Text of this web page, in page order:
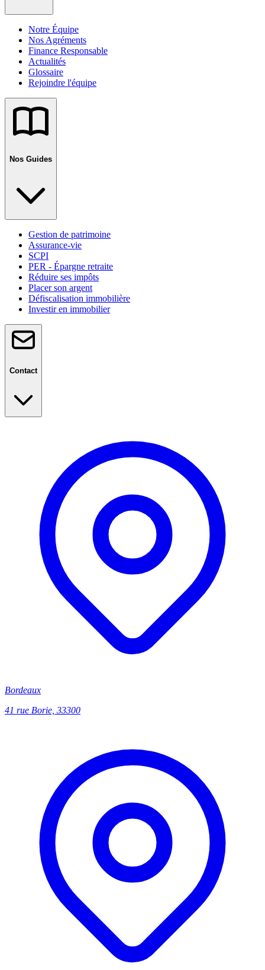
Notre Équipe
Nos Agréments
Finance Responsable
Actualités
Glossaire
Rejoindre l'équipe
Nos Guides
Gestion de patrimoine
Assurance-vie
SCPI
PER - Épargne retraite
Réduire ses impôts
Placer son argent
Défiscalisation immobilière
Investir en immobilier
Contact
Bordeaux
41 rue Borie, 33300